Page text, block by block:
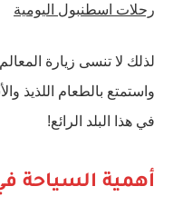
رحلات اسطنبول اليومية
لذلك لا تنسى زيارة
واستمتع بالطعام اللذيذ
في هذا البلد الرائع!
أهمية السياحة